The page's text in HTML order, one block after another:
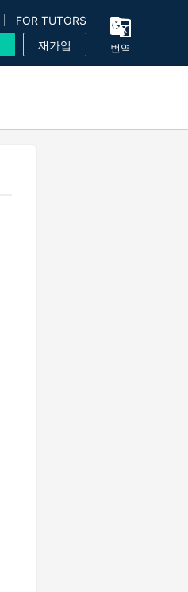
FOR TUTORS
재가입 번역